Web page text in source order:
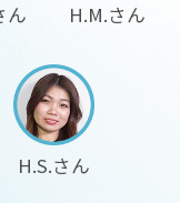
ん H.M.さん
H.S.さん